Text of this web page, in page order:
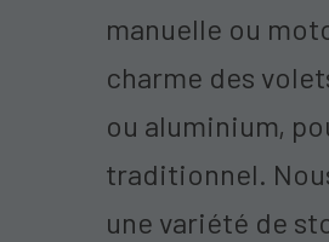
manuelle ou
charme des
ou aluminium,
traditionnel.
une variété de